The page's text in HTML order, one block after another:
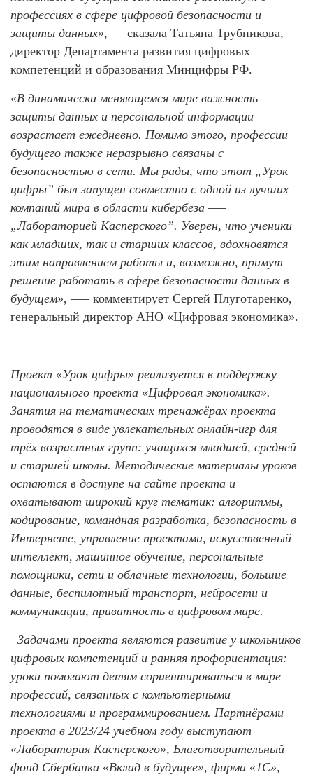
профессиях в сфере цифровой безопасности и
защиты данных», — сказала Татьяна Трубникова,
директор Департамента развития цифровых
компетенций и образования Минцифры РФ.
«В динамически меняющемся мире важность
защиты данных и персональной информации
возрастает ежедневно. Помимо этого, профессии
будущего также неразрывно связаны с
безопасностью в сети. Мы рады, что этот „Урок
цифры” был запущен совместно с одной из лучших
компаний мира в области кибербеза —–
„Лабораторией Касперского”. Уверен, что ученики
как младших, так и старших классов, вдохновятся
этим направлением работы и, возможно, примут
решение работать в сфере безопасности данных в
будущем», —– комментирует Сергей Плуготаренко,
генеральный директор АНО «Цифровая экономика».
Проект «Урок цифры» реализуется в поддержку
национального проекта «Цифровая экономика».
Занятия на тематических тренажёрах проекта
проводятся в виде увлекательных онлайн-игр для
трёх возрастных групп: учащихся младшей, средней
и старшей школы. Методические материалы уроков
остаются в доступе на сайте проекта и
охватывают широкий круг тематик: алгоритмы,
кодирование, командная разработка, безопасность в
Интернете, управление проектами, искусственный
интеллект, машинное обучение, персональные
помощники, сети и облачные технологии, большие
данные, беспилотный транспорт, нейросети и
коммуникации, приватность в цифровом мире.
Задачами проекта являются развитие у школьников
цифровых компетенций и ранняя профориентация:
уроки помогают детям сориентироваться в мире
профессий, связанных с компьютерными
технологиями и программированием. Партнёрами
проекта в 2023/24 учебном году выступают
«Лаборатория Касперского», Благотворительный
фонд Сбербанка «Вклад в будущее», фирма «1С»,